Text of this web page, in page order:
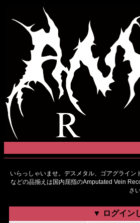
いらっしゃいませ。デスメタル、ゴアグライ
などの品揃えは国内屈指のAmputated Vein
さい
▼ ログイン